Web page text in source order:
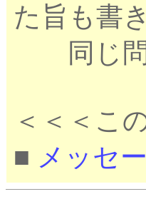
た旨も書
同じ問
＜＜＜こ
■ メッセ